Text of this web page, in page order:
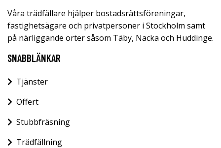
Våra trädfällare hjälper bostadsrättsföreningar,
fastighetsägare och privatpersoner i Stockholm samt
på närliggande orter såsom Täby, Nacka och Huddinge.
SNABBLÄNKAR
Tjänster
Offert
Stubbfräsning
Trädfällning